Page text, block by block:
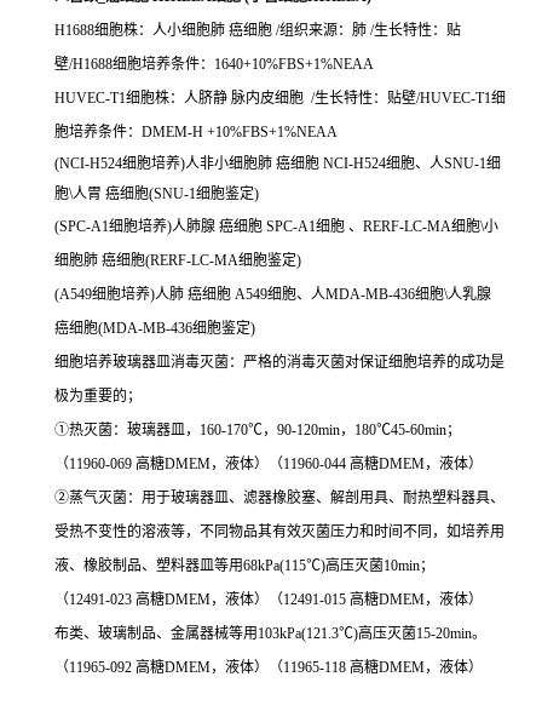
H1688细胞株：人小细胞肺 癌细胞 /组织来源：肺 /生长特性：贴
壁/H1688细胞培养条件：1640+10%FBS+1%NEAA
HUVEC-T1细胞株：人脐静 脉内皮细胞 /生长特性：贴壁/HUVEC-T1细
胞培养条件：DMEM-H +10%FBS+1%NEAA
(NCI-H524细胞培养)人非小细胞肺 癌细胞 NCI-H524细胞、人SNU-1细
胞\人胃 癌细胞(SNU-1细胞鉴定)
(SPC-A1细胞培养)人肺腺 癌细胞 SPC-A1细胞 、RERF-LC-MA细胞\小
细胞肺 癌细胞(RERF-LC-MA细胞鉴定)
(A549细胞培养)人肺 癌细胞 A549细胞、人MDA-MB-436细胞\人乳腺
癌细胞(MDA-MB-436细胞鉴定)
细胞培养玻璃器皿消毒灭菌：严格的消毒灭菌对保证细胞培养的成功是
极为重要的；
①热灭菌：玻璃器皿，160-170℃，90-120min，180℃45-60min；
（11960-069 高糖DMEM，液体）（11960-044 高糖DMEM，液体）
②蒸气灭菌：用于玻璃器皿、滤器橡胶塞、解剖用具、耐热塑料器具、
受热不变性的溶液等，不同物品其有效灭菌压力和时间不同，如培养用
液、橡胶制品、塑料器皿等用68kPa(115℃)高压灭菌10min；
（12491-023 高糖DMEM，液体）（12491-015 高糖DMEM，液体）
布类、玻璃制品、金属器械等用103kPa(121.3℃)高压灭菌15-20min。
（11965-092 高糖DMEM，液体）（11965-118 高糖DMEM，液体）